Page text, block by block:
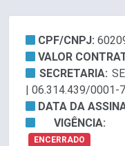
CPF/CNPJ:
VALOR
SECRETARIA:
| 06.314.439/0001-
DATA DA
VIGÊNCIA:
ENCERRADO